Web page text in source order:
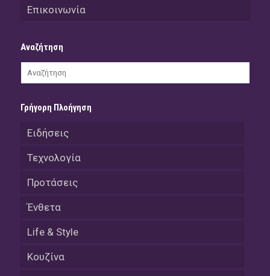
Επικοινωνία
Αναζήτηση
Γρήγορη Πλοήγηση
Ειδήσεις
Τεχνολογία
Προτάσεις
Ένθετα
Life & Style
Κουζίνα